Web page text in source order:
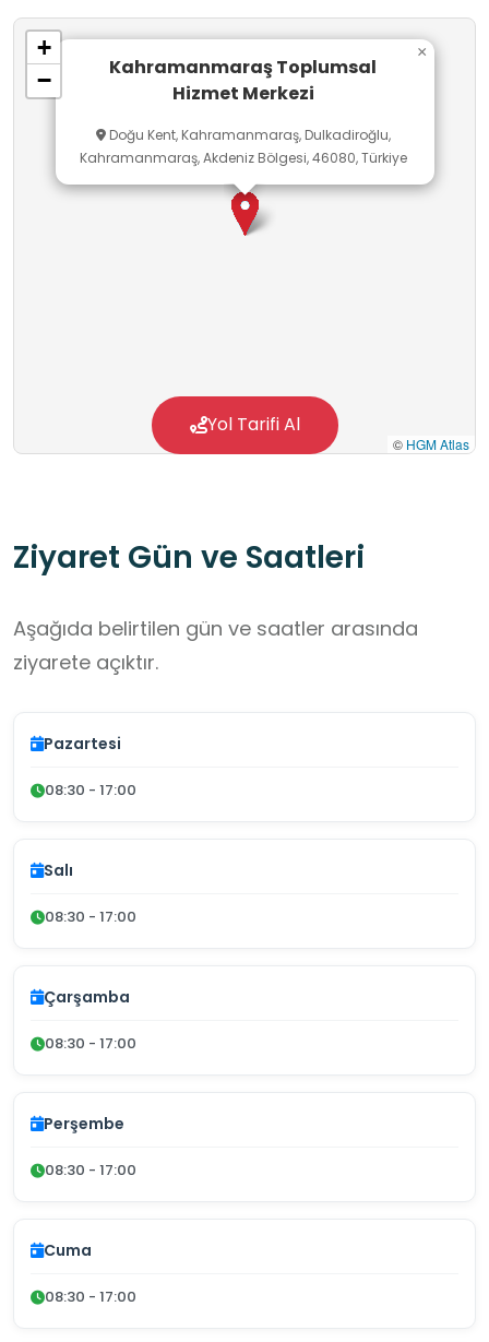
belediye destekli projeler de uygulanmaktadır.
Kahramanmaraş Toplumsal
Hizmet Merkezi
Doğu Kent, Kahramanmaraş, Dulkadiroğlu,
Kahramanmaraş, Akdeniz Bölgesi, 46080, Türkiye
×
+
−
© HGM Atlas
Yol Tarifi Al
Ziyaret Gün ve Saatleri
Aşağıda belirtilen gün ve saatler arasında
ziyarete açıktır.
Pazartesi
08:30 - 17:00
Salı
08:30 - 17:00
Çarşamba
08:30 - 17:00
Perşembe
08:30 - 17:00
Cuma
08:30 - 17:00